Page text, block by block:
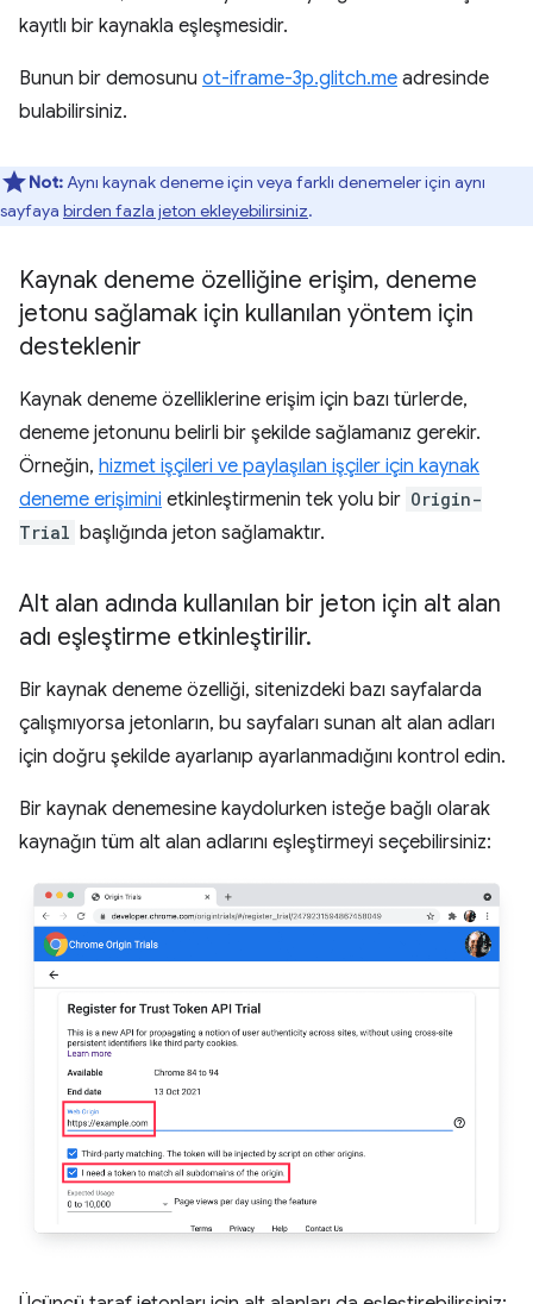
kayıtlı bir kaynakla eşleşmesidir.
Bunun bir demosunu ot-iframe-3p.glitch.me adresinde
bulabilirsiniz.
Not:Aynı kaynak deneme için veya farklı denemeler için aynı
sayfaya birden fazla jeton ekleyebilirsiniz.
Kaynak deneme özelliğine erişim, deneme
jetonu sağlamak için kullanılan yöntem için
desteklenir
Kaynak deneme özelliklerine erişim için bazı türlerde,
deneme jetonunu belirli bir şekilde sağlamanız gerekir.
Örneğin, hizmet işçileri ve paylaşılan işçiler için kaynak
deneme erişimini etkinleştirmenin tek yolu bir Origin-
Trial başlığında jeton sağlamaktır.
Alt alan adında kullanılan bir jeton için alt alan
adı eşleştirme etkinleştirilir.
Bir kaynak deneme özelliği, sitenizdeki bazı sayfalarda
çalışmıyorsa jetonların, bu sayfaları sunan alt alan adları
için doğru şekilde ayarlanıp ayarlanmadığını kontrol edin.
Bir kaynak denemesine kaydolurken isteğe bağlı olarak
kaynağın tüm alt alan adlarını eşleştirmeyi seçebilirsiniz: